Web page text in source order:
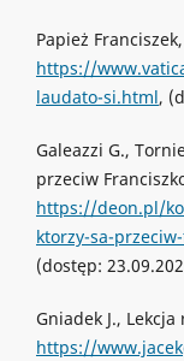
Papież
https://
laudato-si.html,
Galeazzi G.,
przeciw
https://deon.pl/
ktorzy-sa-
(dostęp:
Gniadek J.,
https://